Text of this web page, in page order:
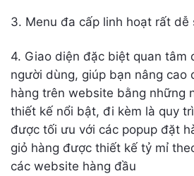
3. Menu đa cấp linh hoạt rất dễ
4. Giao diện đặc biệt quan tâm
người dùng, giúp bạn nâng cao
hàng trên website bằng những
thiết kế nổi bật, đi kèm là quy
được tối ưu với các popup đặt
giỏ hàng được thiết kế tỷ mỉ
các website hàng đầu